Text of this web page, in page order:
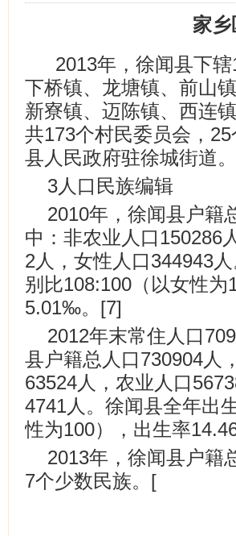
家乡
2013年，徐闻县下
下桥镇、龙塘镇、前山
新寮镇、迈陈镇、西连
共173个村民委员会，
县人民政府驻徐城街道
3人口民族编辑
2010年，徐闻县户籍
中：非农业人口150286
2人，女性人口344943
别比108:100（以女性
5.01‰。[7]
2012年末常住人口
县户籍总人口730904人
63524人，农业人口
4741人。徐闻县全年出
性为100），出生率
2013年，徐闻县户籍
7个少数民族。[